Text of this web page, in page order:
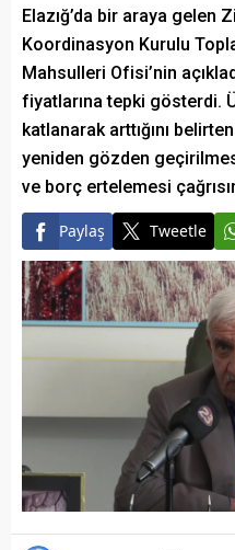
Elazığ’da bir araya gelen
Koordinasyon Kurulu
Mahsulleri Ofisi’nin
fiyatlarına tepki gösterdi.
katlanarak arttığını
yeniden gözden
ve borç ertelemesi
Paylaş Tweetle